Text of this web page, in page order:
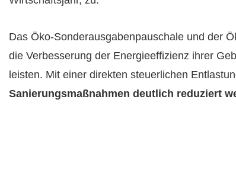
Das Öko-Sonderausgabenpauschale und der
die Verbesserung der Energieeffizienz ihrer
leisten. Mit einer direkten steuerlichen
Sanierungsmaßnahmen deutlich reduziert